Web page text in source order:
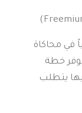
محاكاة
خطة
يتطلب